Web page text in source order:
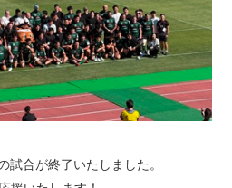
合が終了いたしました。